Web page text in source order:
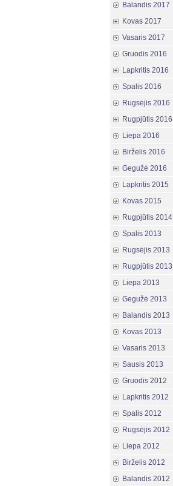
Balandis 2017
Kovas 2017
Vasaris 2017
Gruodis 2016
Lapkritis 2016
Spalis 2016
Rugsėjis 2016
Rugpjūtis 2016
Liepa 2016
Birželis 2016
Gegužė 2016
Lapkritis 2015
Kovas 2015
Rugpjūtis 2014
Spalis 2013
Rugsėjis 2013
Rugpjūtis 2013
Liepa 2013
Gegužė 2013
Balandis 2013
Kovas 2013
Vasaris 2013
Sausis 2013
Gruodis 2012
Lapkritis 2012
Spalis 2012
Rugsėjis 2012
Liepa 2012
Birželis 2012
Balandis 2012